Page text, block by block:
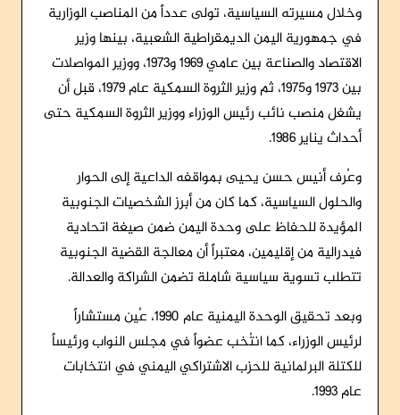
وخلال مسيرته السياسية، تولى عدداً من المناصب الوزارية
في جمهورية اليمن الديمقراطية الشعبية، بينها وزير
الاقتصاد والصناعة بين عامي 1969 و1973، ووزير المواصلات
بين 1973 و1975، ثم وزير الثروة السمكية عام 1979، قبل أن
يشغل منصب نائب رئيس الوزراء ووزير الثروة السمكية حتى
أحداث يناير 1986.
وعُرف أنيس حسن يحيى بمواقفه الداعية إلى الحوار
والحلول السياسية، كما كان من أبرز الشخصيات الجنوبية
المؤيدة للحفاظ على وحدة اليمن ضمن صيغة اتحادية
فيدرالية من إقليمين، معتبراً أن معالجة القضية الجنوبية
تتطلب تسوية سياسية شاملة تضمن الشراكة والعدالة.
وبعد تحقيق الوحدة اليمنية عام 1990، عُين مستشاراً
لرئيس الوزراء، كما انتُخب عضواً في مجلس النواب ورئيساً
للكتلة البرلمانية للحزب الاشتراكي اليمني في انتخابات
عام 1993.